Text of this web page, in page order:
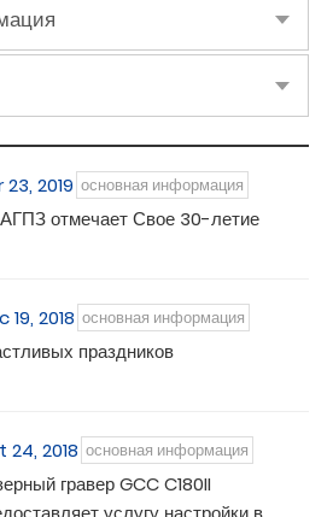
23, 2019 основная информация
отмечает Свое 30-летие
19, 2018 основная информация
праздников
24, 2018 основная информация
гравер GCC C180II